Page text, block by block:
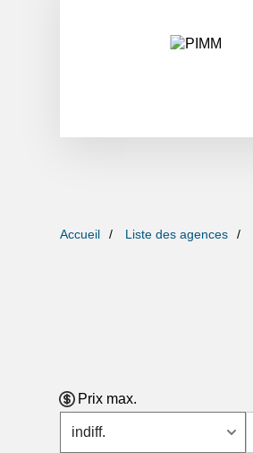
Accueil Liste des agences
Prix max.
indiff.